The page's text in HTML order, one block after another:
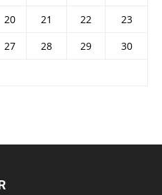
20 21 22
23
27 28 29
30